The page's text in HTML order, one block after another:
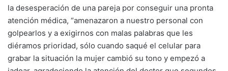
la desesperación de una pareja por conseguir una pronta
atención médica, “amenazaron a nuestro personal con
golpearlos y a exigirnos con malas palabras que les
diéramos prioridad, sólo cuando saqué el celular para
grabar la situación la mujer cambió su tono y empezó a